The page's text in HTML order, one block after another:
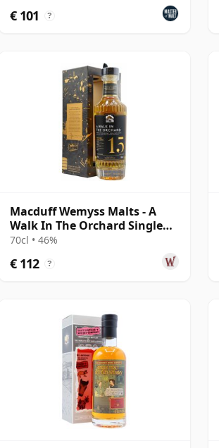
€ 101 ?
Macduff Wemyss Malts - A
Walk In The Orchard Single
Cask 2006 15 jaar oud
70cl • 46%
€ 112 ?